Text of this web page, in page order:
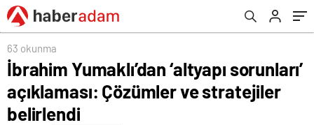
belirlendi
63 okunma
İbrahim Yumaklı’dan ‘altyapı sorunları’
açıklaması: Çözümler ve stratejiler
belirlendi